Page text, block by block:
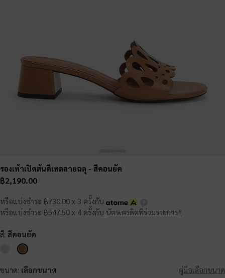
รองเท้าเปิดส้นดีเทลลายฉลุ - สีคอนยัค
฿2,190.00
หรือแบ่งชำระ ฿730.00 x 3 ครั้งกับ
หรือแบ่งชำระ ฿547.50 x 4 ครั้งกับ บัตรเครดิตที่ร่วมรายการ*
สี: สีคอนยัค
ขนาด: เลือกขนาด คู่มือเลือกขนาด